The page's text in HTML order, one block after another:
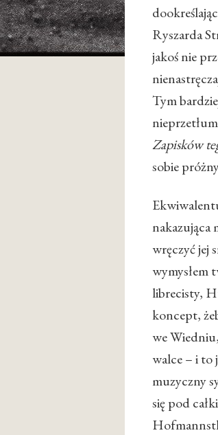
Ryszarda
jakoś nie
Tym
Zapisków
sobie
nakazująca
wręczyć jej
wymysłem
librecisty,
koncept,
we
walce – i to
muzyczny
się pod